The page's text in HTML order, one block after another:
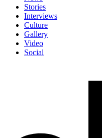
Stories
Interviews
Culture
Gallery
Video
Social